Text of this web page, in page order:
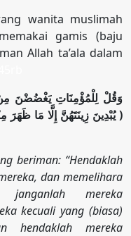
wanita muslimah
gamis (baju
Allah ta’ala dalam
وَقُلْ لِلْمُؤْمِنَاتِ يَغْضُضْنَ
يُبْدِينَ زِينَتَهُنَّ إِلَّا مَا
beriman: “Hendaklah
dan memelihara
mereka
kecuali yang (biasa)
hendaklah mereka